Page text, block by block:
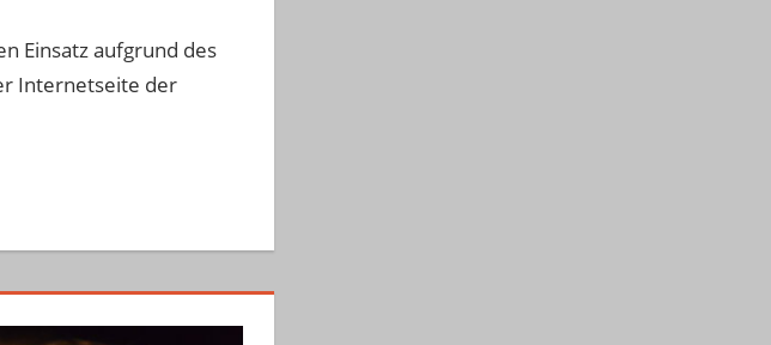
Einsatz aufgrund des
Internetseite der